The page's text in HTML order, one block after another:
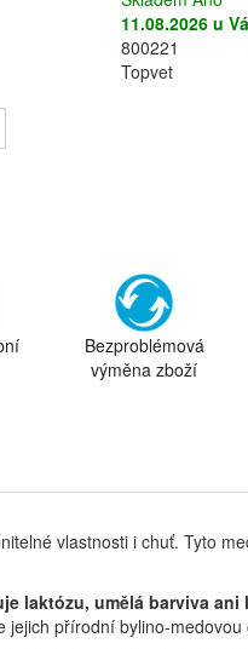
11.08.2026 u
800221
Topvet
Bezproblémová
výměna zboží
vlastnosti i chuť. Tyto
laktózu, umělá barviva ani
jejich přírodní bylino-medovou